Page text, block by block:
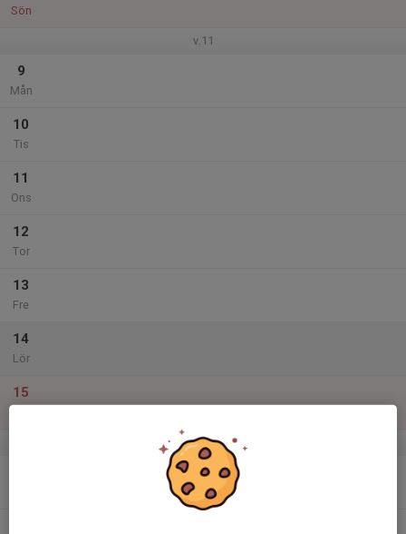
Sön
v.11
9
Mån
10
Tis
11
Ons
12
Tor
13
Fre
14
Lör
15
v.12